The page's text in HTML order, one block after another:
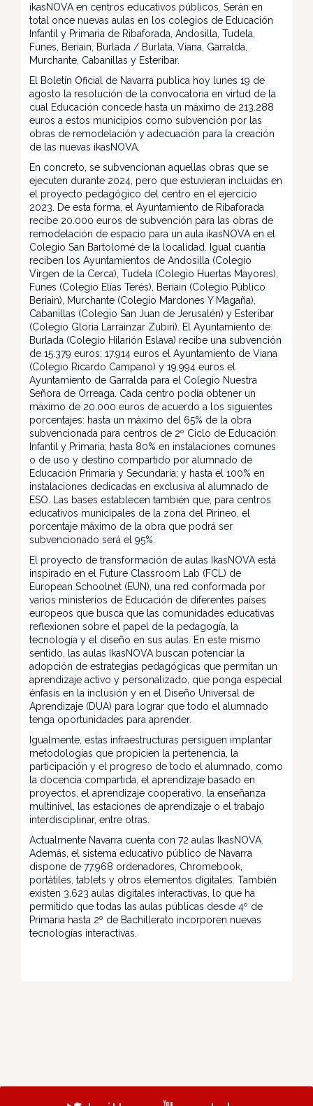
ikasNOVA en centros educativos públicos. Serán en
total once nuevas aulas en los colegios de Educación
Infantil y Primaria de Ribaforada, Andosilla, Tudela,
Funes, Beriain, Burlada / Burlata, Viana, Garralda,
Murchante, Cabanillas y Esteribar.
El Boletín Oficial de Navarra publica hoy lunes 19 de
agosto la resolución de la convocatoria en virtud de la
cual Educación concede hasta un máximo de 213.288
euros a estos municipios como subvención por las
obras de remodelación y adecuación para la creación
de las nuevas ikasNOVA.
En concreto, se subvencionan aquellas obras que se
ejecuten durante 2024, pero que estuvieran incluidas en
el proyecto pedagógico del centro en el ejercicio
2023. De esta forma, el Ayuntamiento de Ribaforada
recibe 20.000 euros de subvención para las obras de
remodelación de espacio para un aula ikasNOVA en el
Colegio San Bartolomé de la localidad. Igual cuantía
reciben los Ayuntamientos de Andosilla (Colegio
Virgen de la Cerca), Tudela (Colegio Huertas Mayores),
Funes (Colegio Elías Terés), Beriain (Colegio Público
Beriain), Murchante (Colegio Mardones Y Magaña),
Cabanillas (Colegio San Juan de Jerusalén) y Esteribar
(Colegio Gloria Larrainzar Zubiri). El Ayuntamiento de
Burlada (Colegio Hilarión Eslava) recibe una subvención
de 15.379 euros; 17.914 euros el Ayuntamiento de Viana
(Colegio Ricardo Campano) y 19.994 euros el
Ayuntamiento de Garralda para el Colegio Nuestra
Señora de Orreaga. Cada centro podía obtener un
máximo de 20.000 euros de acuerdo a los siguientes
porcentajes: hasta un máximo del 65% de la obra
subvencionada para centros de 2º Ciclo de Educación
Infantil y Primaria; hasta 80% en instalaciones comunes
o de uso y destino compartido por alumnado de
Educación Primaria y Secundaria; y hasta el 100% en
instalaciones dedicadas en exclusiva al alumnado de
ESO. Las bases establecen también que, para centros
educativos municipales de la zona del Pirineo, el
porcentaje máximo de la obra que podrá ser
subvencionado será el 95%.
El proyecto de transformación de aulas IkasNOVA está
inspirado en el Future Classroom Lab (FCL) de
European Schoolnet (EUN), una red conformada por
varios ministerios de Educación de diferentes países
europeos que busca que las comunidades educativas
reflexionen sobre el papel de la pedagogía, la
tecnología y el diseño en sus aulas. En este mismo
sentido, las aulas IkasNOVA buscan potenciar la
adopción de estrategias pedagógicas que permitan un
aprendizaje activo y personalizado, que ponga especial
énfasis en la inclusión y en el Diseño Universal de
Aprendizaje (DUA) para lograr que todo el alumnado
tenga oportunidades para aprender.
Igualmente, estas infraestructuras persiguen implantar
metodologías que propicien la pertenencia, la
participación y el progreso de todo el alumnado, como
la docencia compartida, el aprendizaje basado en
proyectos, el aprendizaje cooperativo, la enseñanza
multinivel, las estaciones de aprendizaje o el trabajo
interdisciplinar, entre otras.
Actualmente Navarra cuenta con 72 aulas IkasNOVA.
Además, el sistema educativo público de Navarra
dispone de 77.968 ordenadores, Chromebook,
portátiles, tablets y otros elementos digitales. También
existen 3.623 aulas digitales interactivas, lo que ha
permitido que todas las aulas públicas desde 4º de
Primaria hasta 2º de Bachillerato incorporen nuevas
tecnologías interactivas.